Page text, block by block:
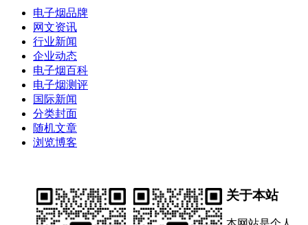
电子烟品牌
网文资讯
行业新闻
企业动态
电子烟百科
电子烟测评
国际新闻
分类封面
随机文章
浏览博客
关于本站